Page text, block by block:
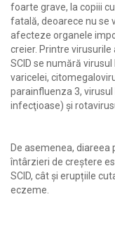
foarte grave, la copiii
fatală, deoarece nu se
afecteze organele
creier. Printre
SCID se numără
varicelei,
parainfluenza 3,
infecţioase) şi
De asemenea,
întârzieri de creștere
SCID, cât și erupțiile
eczeme.